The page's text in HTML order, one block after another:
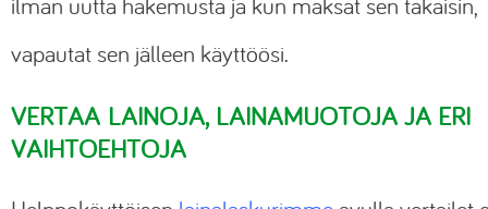
ilman uutta hakemusta ja kun maksat sen takaisin,
vapautat sen jälleen käyttöösi.
VERTAA LAINOJA, LAINAMUOTOJA JA ERI
VAIHTOEHTOJA